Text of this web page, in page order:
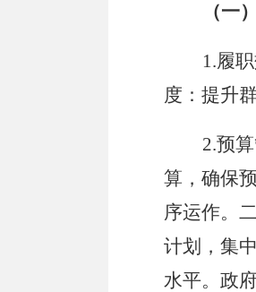
（一
1.履职
度：提升
2.预算
算，确保
序运作。
计划，集
水平。 政